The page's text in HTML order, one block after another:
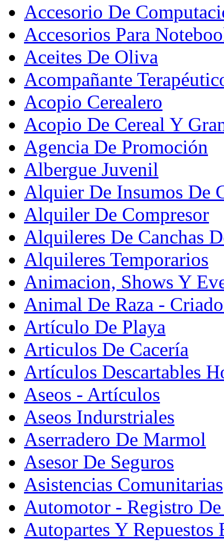
Accesorio De
Accesorios Para
Aceites De Oliva
Acompañante
Acopio Cerealero
Acopio De Cereal Y
Agencia De Promoción
Albergue Juvenil
Alquier De Insumos De
Alquiler De Compresor
Alquileres De Canchas
Alquileres Temporarios
Animacion, Shows Y
Animal De Raza -
Artículo De Playa
Articulos De Cacería
Artículos Descartables
Aseos - Artículos
Aseos Indurstriales
Aserradero De Marmol
Asesor De Seguros
Asistencias Comunitarias
Automotor - Registro
Autopartes Y Repuestos